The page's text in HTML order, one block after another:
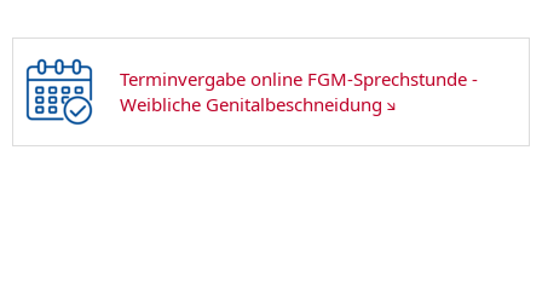
Terminvergabe online FGM-Sprechstunde -
Weibliche Genitalbeschneidung